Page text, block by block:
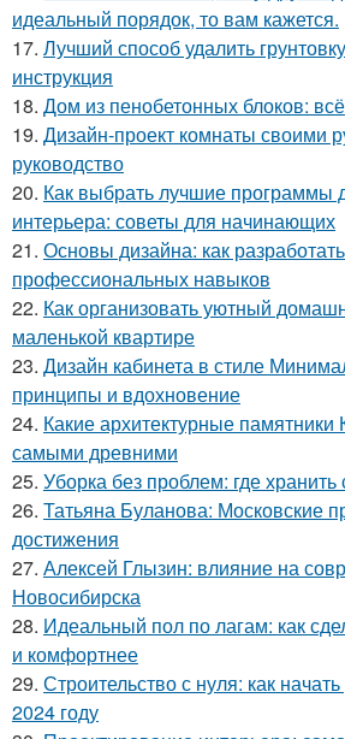
идеальный порядок, то вам кажется.
17. Лучший способ удалить
инструкция
18. Дом из пенобетонных блоков:
19. Дизайн-проект комнаты своими
руководство
20. Как выбрать лучшие программы
интерьера: советы для начинающих
21. Основы дизайна: как
профессиональных навыков
22. Как организовать уютный
маленькой квартире
23. Дизайн кабинета в стиле
принципы и вдохновение
24. Какие архитектурные памятники
самыми древними
25. Уборка без проблем: где
26. Татьяна Буланова: Московские
достижения
27. Алексей Глызин: влияние на
Новосибирска
28. Идеальный пол по лагам: как
и комфортнее
29. Строительство с нуля: как
2024 году